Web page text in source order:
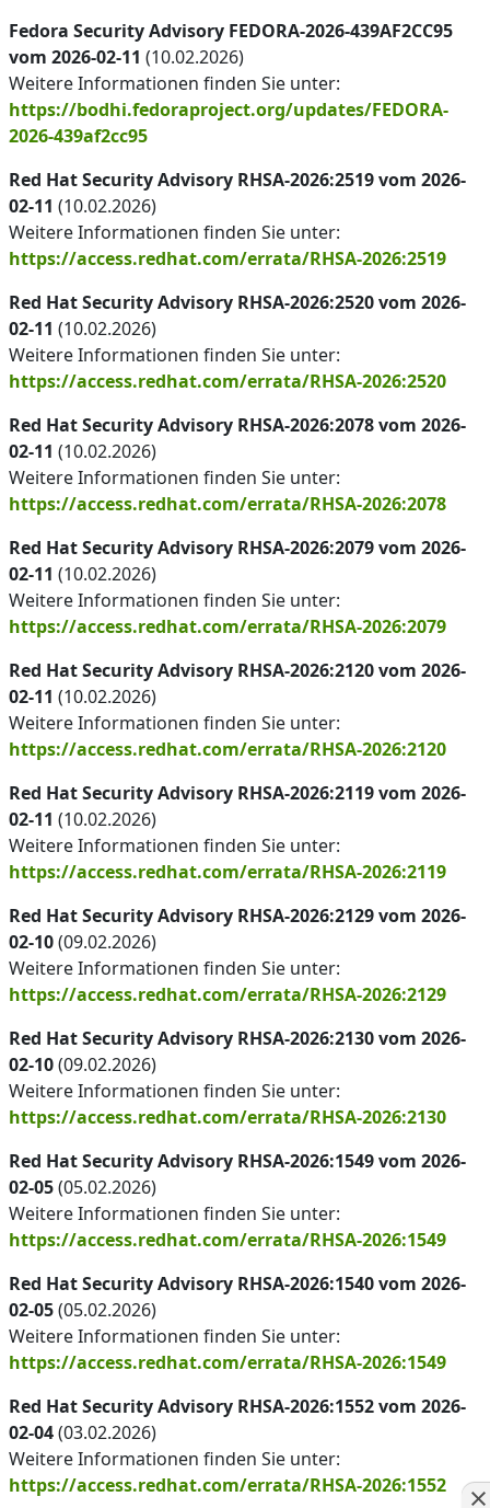
Fedora Security Advisory FEDORA-2026-439AF2CC95
vom 2026-02-11 (10.02.2026)
Weitere Informationen finden Sie unter:
https://bodhi.fedoraproject.org/updates/FEDORA-
2026-439af2cc95
Red Hat Security Advisory RHSA-2026:2519 vom 2026-
02-11 (10.02.2026)
Weitere Informationen finden Sie unter:
https://access.redhat.com/errata/RHSA-2026:2519
Red Hat Security Advisory RHSA-2026:2520 vom 2026-
02-11 (10.02.2026)
Weitere Informationen finden Sie unter:
https://access.redhat.com/errata/RHSA-2026:2520
Red Hat Security Advisory RHSA-2026:2078 vom 2026-
02-11 (10.02.2026)
Weitere Informationen finden Sie unter:
https://access.redhat.com/errata/RHSA-2026:2078
Red Hat Security Advisory RHSA-2026:2079 vom 2026-
02-11 (10.02.2026)
Weitere Informationen finden Sie unter:
https://access.redhat.com/errata/RHSA-2026:2079
Red Hat Security Advisory RHSA-2026:2120 vom 2026-
02-11 (10.02.2026)
Weitere Informationen finden Sie unter:
https://access.redhat.com/errata/RHSA-2026:2120
Red Hat Security Advisory RHSA-2026:2119 vom 2026-
02-11 (10.02.2026)
Weitere Informationen finden Sie unter:
https://access.redhat.com/errata/RHSA-2026:2119
Red Hat Security Advisory RHSA-2026:2129 vom 2026-
02-10(09.02.2026)
Weitere Informationen finden Sie unter:
https://access.redhat.com/errata/RHSA-2026:2129
Red Hat Security Advisory RHSA-2026:2130 vom 2026-
02-10(09.02.2026)
Weitere Informationen finden Sie unter:
https://access.redhat.com/errata/RHSA-2026:2130
Red Hat Security Advisory RHSA-2026:1549 vom 2026-
02-05(05.02.2026)
Weitere Informationen finden Sie unter:
https://access.redhat.com/errata/RHSA-2026:1549
Red Hat Security Advisory RHSA-2026:1540 vom 2026-
02-05(05.02.2026)
Weitere Informationen finden Sie unter:
https://access.redhat.com/errata/RHSA-2026:1549
Red Hat Security Advisory RHSA-2026:1552 vom 2026-
02-04(03.02.2026)
Weitere Informationen finden Sie unter:
https://access.redhat.com/errata/RHSA-2026:1552